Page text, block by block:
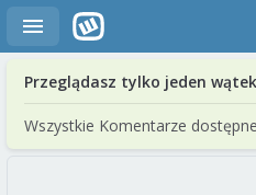
Przeglądasz tylko jeden
Wszystkie Komentarze